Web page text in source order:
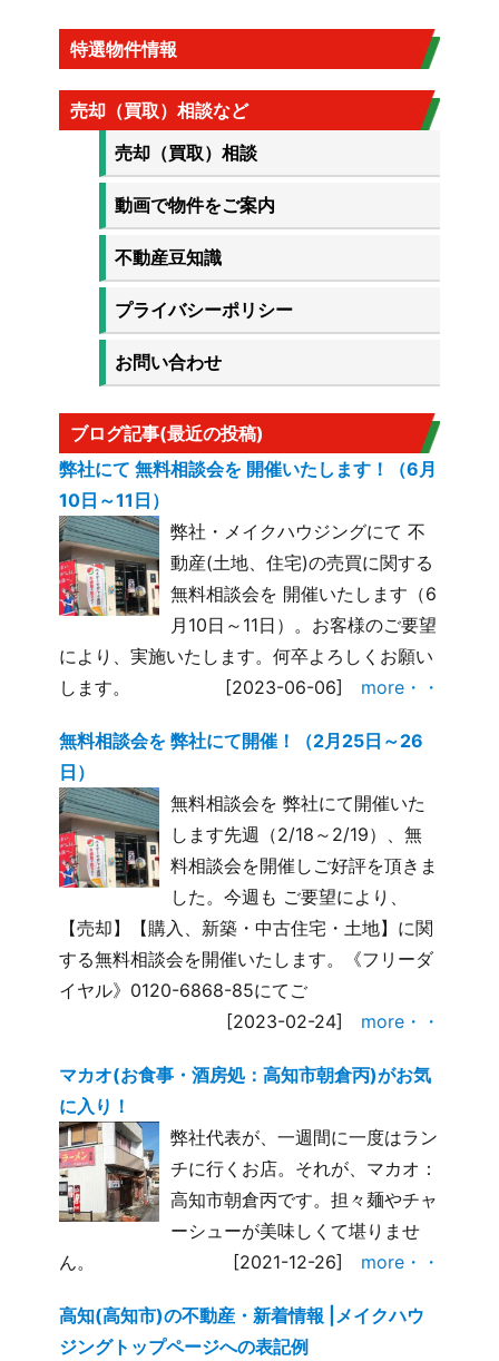
特選物件情報
売却（買取）相談など
売却（買取）相談
動画で物件をご案内
不動産豆知識
プライバシーポリシー
お問い合わせ
ブログ記事(最近の投稿)
弊社にて 無料相談会を 開催いたします！（6月
10日～11日）
弊社・メイクハウジングにて 不
動産(土地、住宅)の売買に関する
無料相談会を 開催いたします（6
月10日～11日）。お客様のご要望
により、実施いたします。何卒よろしくお願い
します。
[2023-06-06] more・・
無料相談会を 弊社にて開催！（2月25日～26
日）
無料相談会を 弊社にて開催いた
します先週（2/18～2/19）、無
料相談会を開催しご好評を頂きま
した。今週も ご要望により、
【売却】【購入、新築・中古住宅・土地】に関
する無料相談会を開催いたします。《フリーダ
イヤル》0120-6868-85にてご
[2023-02-24] more・・
マカオ(お食事・酒房処：高知市朝倉丙)がお気
に入り！
弊社代表が、一週間に一度はラン
チに行くお店。それが、マカオ：
高知市朝倉丙です。担々麺やチャ
ーシューが美味しくて堪りませ
ん。
[2021-12-26] more・・
高知(高知市)の不動産・新着情報 |メイクハウ
ジングトップページへの表記例